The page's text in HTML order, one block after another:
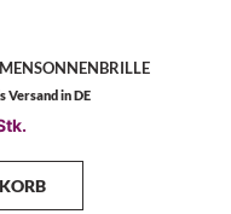
Versand in DE